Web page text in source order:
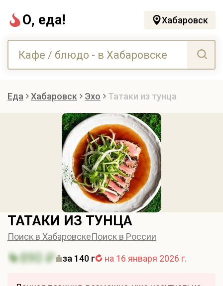
О, еда! Хабаровск
Еда Хабаровск Эхо Татаки из тунца
ТАТАКИ ИЗ ТУНЦА
Поиск в ХабаровскеПоиск в России
890 ₽ за 140 г на 16 января 2026 г.